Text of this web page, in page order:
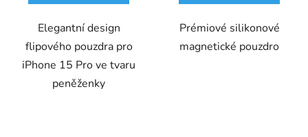
Elegantní design
flipového pouzdra pro
iPhone 15 Pro ve tvaru
peněženky
Prémiové silikonové
magnetické pouzdro